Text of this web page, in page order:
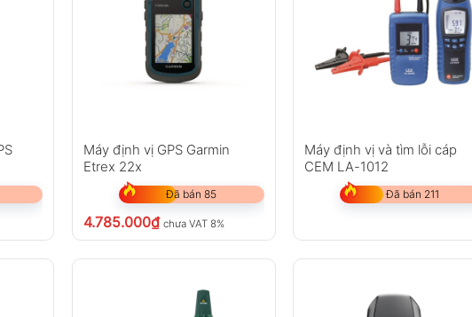
Máy định vị GPS Garmin
Etrex 22x
Đã bán 85
4.785.000₫ chưa VAT 8%
Máy định vị và tìm lỗi cáp
CEM LA-1012
Đã bán 211